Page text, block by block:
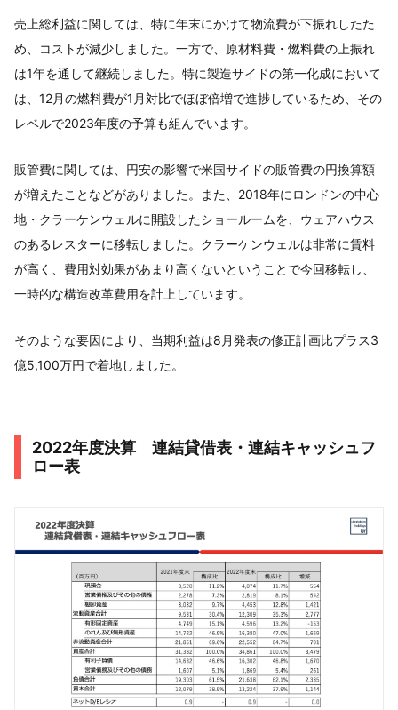
売上総利益に関しては、特に年末にかけて物流費が下振れしたた
め、コストが減少しました。一方で、原材料費・燃料費の上振れ
は1年を通して継続しました。特に製造サイドの第一化成において
は、12月の燃料費が1月対比でほぼ倍増で進捗しているため、その
レベルで2023年度の予算も組んでいます。
販管費に関しては、円安の影響で米国サイドの販管費の円換算額
が増えたことなどがありました。また、2018年にロンドンの中心
地・クラーケンウェルに開設したショールームを、ウェアハウス
のあるレスターに移転しました。クラーケンウェルは非常に賃料
が高く、費用対効果があまり高くないということで今回移転し、
一時的な構造改革費用を計上しています。
そのような要因により、当期利益は8月発表の修正計画比プラス3
億5,100万円で着地しました。
2022年度決算 連結貸借表・連結キャッシュフ
ロー表